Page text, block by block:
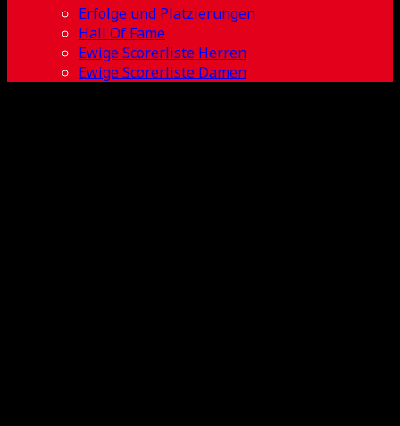
Erfolge und Platzierungen
Hall Of Fame
Ewige Scorerliste Herren
Ewige Scorerliste Damen